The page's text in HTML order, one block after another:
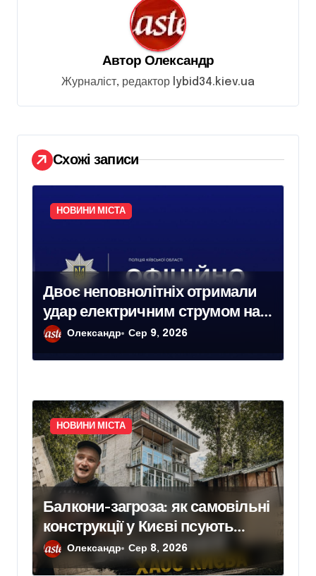
п
с
і
в
Автор Олександр
Журналіст, редактор lybid34.kiev.ua
Схожі записи
НОВИНИ МІСТА
Двоє неповнолітніх отримали
удар електричним струмом на
залізничних коліях у Броварах
Олександр Сер 9, 2026
НОВИНИ МІСТА
Балкони-загроза: як самовільні
конструкції у Києві псують
фасади будинків і ставлять під
ризик сусідів
Олександр Сер 8, 2026